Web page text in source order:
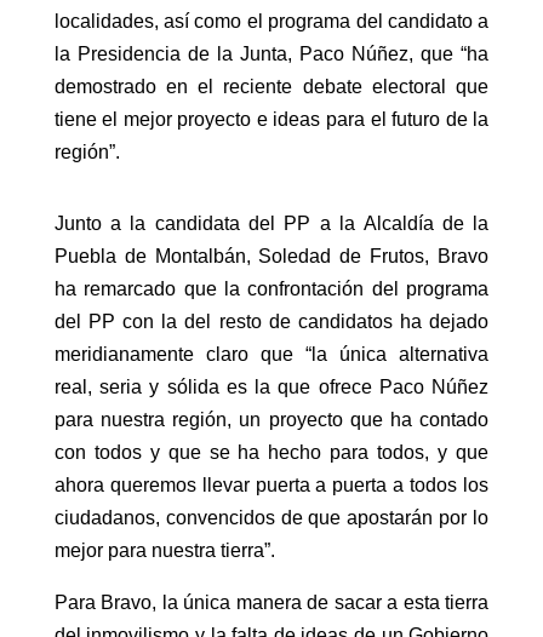
localidades, así como el programa del candidato a
la Presidencia de la Junta, Paco Núñez, que “ha
demostrado en el reciente debate electoral que
tiene el mejor proyecto e ideas para el futuro de la
región”.
Junto a la candidata del PP a la Alcaldía de la
Puebla de Montalbán, Soledad de Frutos, Bravo
ha remarcado que la confrontación del programa
del PP con la del resto de candidatos ha dejado
meridianamente claro que “la única alternativa
real, seria y sólida es la que ofrece Paco Núñez
para nuestra región, un proyecto que ha contado
con todos y que se ha hecho para todos, y que
ahora queremos llevar puerta a puerta a todos los
ciudadanos, convencidos de que apostarán por lo
mejor para nuestra tierra”.
Para Bravo, la única manera de sacar a esta tierra